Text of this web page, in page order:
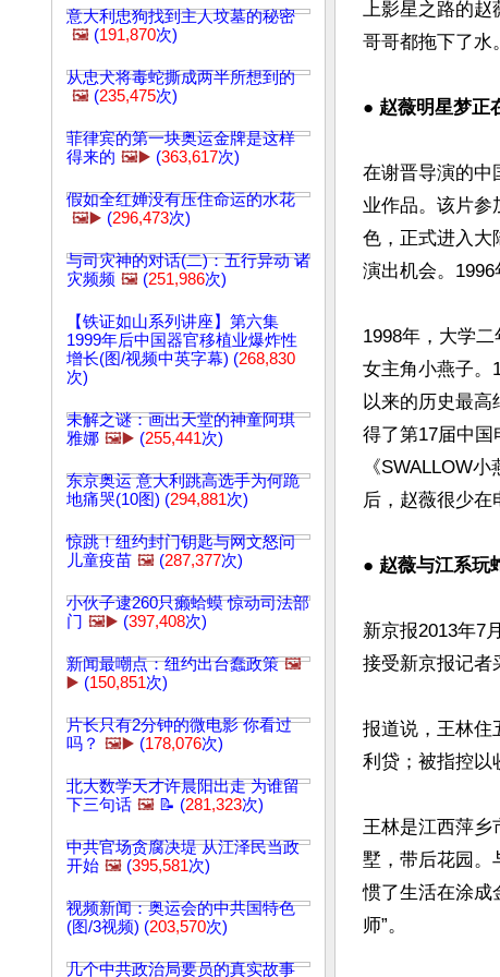
意大利忠狗找到主人坟墓的秘密
🖼️ (191,870次)
从忠犬将毒蛇撕成两半所想到的
🖼️ (235,475次)
菲律宾的第一块奥运金牌是这样
得来的 🖼️▶️ (363,617次)
假如全红婵没有压住命运的水花
🖼️▶️ (296,473次)
与司灾神的对话(二)：五行异动 诸
灾频频 🖼️ (251,986次)
【铁证如山系列讲座】第六集
1999年后中国器官移植业爆炸性
增长(图/视频中英字幕) (268,830
次)
未解之谜：画出天堂的神童阿琪
雅娜 🖼️▶️ (255,441次)
东京奥运 意大利跳高选手为何跪
地痛哭(10图) (294,881次)
惊跳！纽约封门钥匙与网文怒问
儿童疫苗 🖼️ (287,377次)
小伙子逮260只癞蛤蟆 惊动司法部
门 🖼️▶️ (397,408次)
新闻最嘲点：纽约出台蠢政策 🖼️
▶️ (150,851次)
片长只有2分钟的微电影 你看过
吗？ 🖼️▶️ (178,076次)
北大数学天才许晨阳出走 为谁留
下三句话 🖼️ 📝 (281,323次)
中共官场贪腐决堤 从江泽民当政
开始 🖼️ (395,581次)
视频新闻：奥运会的中共国特色
(图/3视频) (203,570次)
几个中共政治局要员的真实故事
上影星之路的赵
哥哥都拖下了水。
● 赵薇明星梦正
在谢晋导演的中
业作品。该片参
色，正式进入大
演出机会。
1998年，大学
女主角小燕子。
以来的历史最高
得了第17届中
《SWALLOW
后，赵薇很少在
● 赵薇与江系玩
新京报2013年7
接受新京报记者
报道说，王林住
利贷；被指控以
王林是江西萍乡
墅，带后花园。
惯了生活在涂成
师”。